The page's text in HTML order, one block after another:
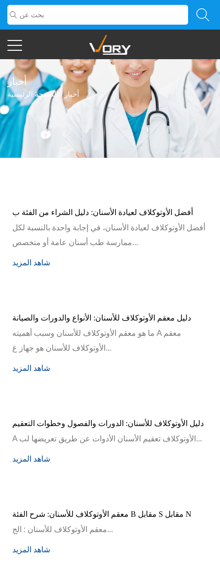
أخبار
الصفحة الرئيسية / أخبار
أفضل الأوتوكلاف لعيادة الأسنان: دليل الشراء من الفئة ب
أفضل الأوتوكلاف لعيادة الأسنان، في إجابة واحدة بالنسبة لكل
ممارسة طب أسنان عامة أو متخصص...
شاهد المزيد
دليل معقم الأوتوكلاف للأسنان: الأنواع والدورات والصيانة
ما هو معقم الأوتوكلاف للأسنان وسبب أهميته A معقم
الأوتوكلاف للأسنان هو جهاز غ...
شاهد المزيد
دليل الأوتوكلاف للأسنان: الدورات والفصول وخطوات التعقيم
A الأوتوكلاف تعقيم الأسنان الأدوات عن طريق تعريضها لب...
شاهد المزيد
معقم الأوتوكلاف للأسنان: شرح الفئة B مقابل S مقابل N
معقم الأوتوكلاف للأسنان : الج...
شاهد المزيد